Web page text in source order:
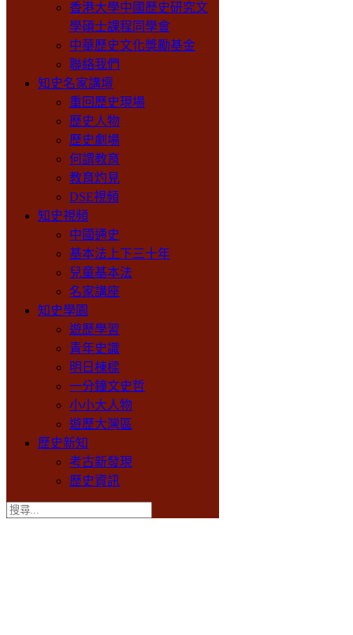
香港大學中國歷史研究文
學碩士課程同學會
中華歷史文化獎勵基金
聯絡我們
知史名家講壇
重回歷史現場
歷史人物
歷史劇場
何謂教育
教育灼見
DSE視頻
知史視頻
中國通史
基本法上下三十年
兒童基本法
名家講座
知史學園
遊歷學習
青年史識
明日棟樑
一分鐘文史哲
小小大人物
遊歷大灣區
歷史新知
考古新發現
歷史資訊